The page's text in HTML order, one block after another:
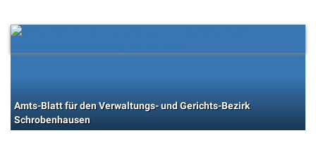
Amts-Blatt für den Verwaltungs- und Gerichts-Bezirk
Schrobenhausen